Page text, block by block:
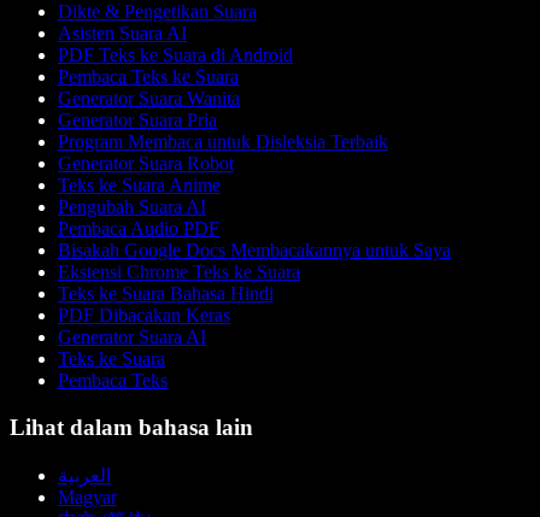
Dikte & Pengetikan Suara
Asisten Suara AI
PDF Teks ke Suara di Android
Pembaca Teks ke Suara
Generator Suara Wanita
Generator Suara Pria
Program Membaca untuk Disleksia Terbaik
Generator Suara Robot
Teks ke Suara Anime
Pengubah Suara AI
Pembaca Audio PDF
Bisakah Google Docs Membacakannya untuk Saya
Ekstensi Chrome Teks ke Suara
Teks ke Suara Bahasa Hindi
PDF Dibacakan Keras
Generator Suara AI
Teks ke Suara
Pembaca Teks
Lihat dalam bahasa lain
العربية
Magyar